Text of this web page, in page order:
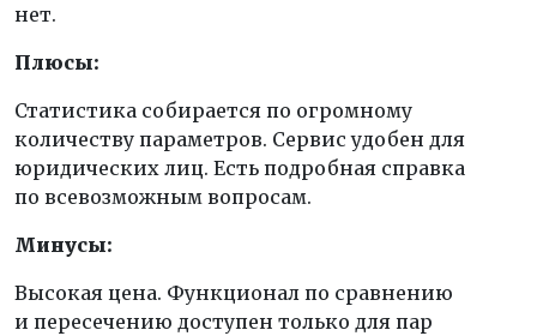
нет.
Плюсы:
Статистика собирается по огромному
количеству параметров. Сервис удобен для
юридических лиц. Есть подробная справка
по всевозможным вопросам.
Минусы:
Высокая цена. Функционал по сравнению
и пересечению доступен только для пар